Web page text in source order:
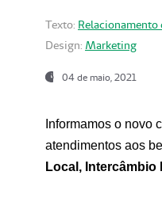
Texto:
Design: Marketing
04 de maio, 2021
Informamos o novo
atendimentos aos
Local, Intercâmbio